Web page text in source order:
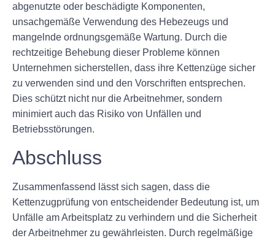
abgenutzte oder beschädigte Komponenten,
unsachgemäße Verwendung des Hebezeugs und
mangelnde ordnungsgemäße Wartung. Durch die
rechtzeitige Behebung dieser Probleme können
Unternehmen sicherstellen, dass ihre Kettenzüge sicher
zu verwenden sind und den Vorschriften entsprechen.
Dies schützt nicht nur die Arbeitnehmer, sondern
minimiert auch das Risiko von Unfällen und
Betriebsstörungen.
Abschluss
Zusammenfassend lässt sich sagen, dass die
Kettenzugprüfung von entscheidender Bedeutung ist, um
Unfälle am Arbeitsplatz zu verhindern und die Sicherheit
der Arbeitnehmer zu gewährleisten. Durch regelmäßige